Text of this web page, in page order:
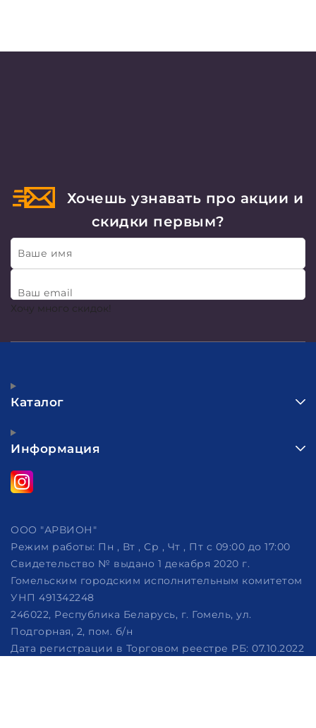
Хочешь узнавать про акции и
скидки первым?
Ваше имя
Ваш email
Хочу много скидок!
Каталог
Информация
ООО "АРВИОН"
Режим работы: Пн , Вт , Ср , Чт , Пт c 09:00 до 17:00
Свидетельство № выдано 1 декабря 2020 г.
Гомельским городским исполнительным комитетом
УНП 491342248
246022, Республика Беларусь, г. Гомель, ул.
Подгорная, 2, пом. б/н
Дата регистрации в Торговом реестре РБ: 07.10.2022